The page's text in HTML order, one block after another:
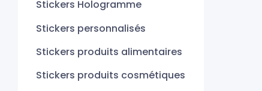
Stickers Hologramme
Stickers personnalisés
Stickers produits alimentaires
Stickers produits cosmétiques